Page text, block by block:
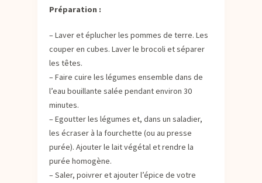
Préparation :
– Laver et éplucher les pommes de terre. Les
couper en cubes. Laver le brocoli et séparer
les têtes.
– Faire cuire les légumes ensemble dans de
l’eau bouillante salée pendant environ 30
minutes.
– Egoutter les légumes et, dans un saladier,
les écraser à la fourchette (ou au presse
purée). Ajouter le lait végétal et rendre la
purée homogène.
– Saler, poivrer et ajouter l’épice de votre